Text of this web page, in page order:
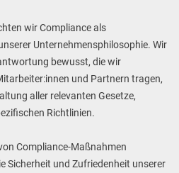
wir Compliance als
Unternehmensphilosophie. Wir
bewusst, die wir
und Partnern tragen,
aller relevanten Gesetze,
Richtlinien.
Compliance-Maßnahmen
Sicherheit und Zufriedenheit unserer